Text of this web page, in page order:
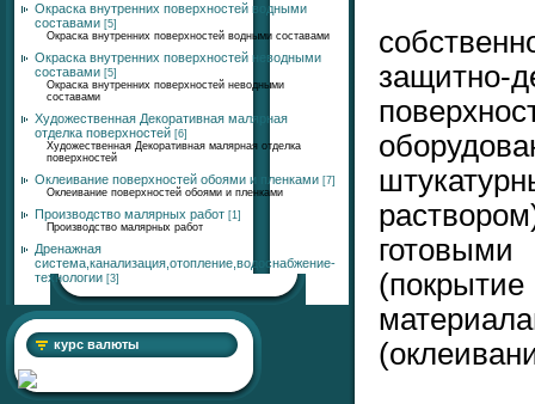
Окраска внутренних поверхностей водными
составами [5]
Окраска внутренних поверхностей водными составами
Окраска внутренних поверхностей неводными
составами [5]
Окраска внутренних поверхностей неводными
составами
Художественная Декоративная малярная
отделка поверхностей [6]
Художественная Декоративная малярная отделка
поверхностей
Оклеивание поверхностей обоями и пленками [7]
Оклеивание поверхностей обоями и пленками
Производство малярных работ [1]
Производство малярных работ
Дренажная
система,канализация,отопление,водоснабжение-
технологии [3]
курс валюты
защитно-